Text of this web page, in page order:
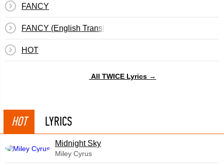
FANCY
FANCY (English Translation)
HOT
All TWICE Lyrics →
HOT LYRICS
Midnight Sky
Miley Cyrus